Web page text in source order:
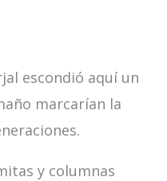
escondió aquí un
marcarían la
y columnas